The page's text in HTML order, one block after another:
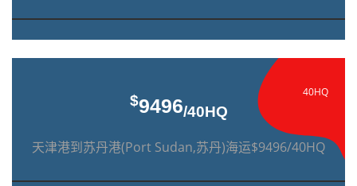
40HQ
$9496/40HQ
天津港到苏丹港(Port Sudan,苏丹)海运$9496/40HQ